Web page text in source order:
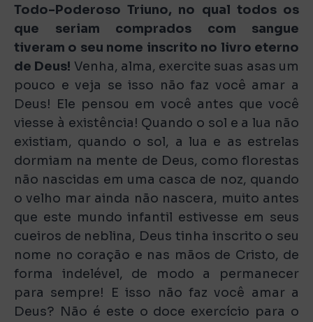
Todo-Poderoso Triuno, no qual todos os
que seriam comprados com sangue
tiveram o seu nome inscrito no livro eterno
de Deus! Venha, alma, exercite suas asas um
pouco e veja se isso não faz você amar a
Deus! Ele pensou em você antes que você
viesse à existência! Quando o sol e a lua não
existiam, quando o sol, a lua e as estrelas
dormiam na mente de Deus, como florestas
não nascidas em uma casca de noz, quando
o velho mar ainda não nascera, muito antes
que este mundo infantil estivesse em seus
cueiros de neblina, Deus tinha inscrito o seu
nome no coração e nas mãos de Cristo, de
forma indelével, de modo a permanecer
para sempre! E isso não faz você amar a
Deus? Não é este o doce exercício para o